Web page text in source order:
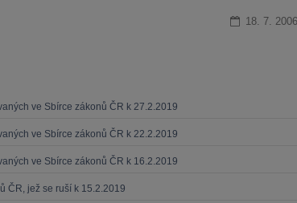
18. 7. 2006
ve Sbírce zákonů ČR k 27.2.2019
ve Sbírce zákonů ČR k 22.2.2019
ve Sbírce zákonů ČR k 16.2.2019
ČR, jež se ruší k 15.2.2019